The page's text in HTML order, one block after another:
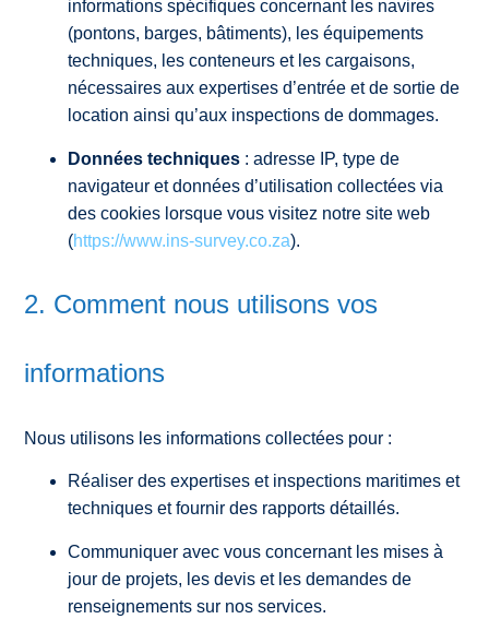
informations spécifiques concernant les navires
(pontons, barges, bâtiments), les équipements
techniques, les conteneurs et les cargaisons,
nécessaires aux expertises d’entrée et de sortie de
location ainsi qu’aux inspections de dommages.
Données techniques : adresse IP, type de
navigateur et données d’utilisation collectées via
des cookies lorsque vous visitez notre site web
(https://www.ins-survey.co.za).
2. Comment nous utilisons vos
informations
Nous utilisons les informations collectées pour :
Réaliser des expertises et inspections maritimes et
techniques et fournir des rapports détaillés.
Communiquer avec vous concernant les mises à
jour de projets, les devis et les demandes de
renseignements sur nos services.